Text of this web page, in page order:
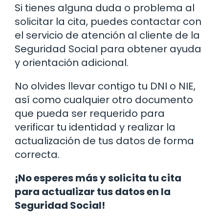
Si tienes alguna duda o problema al
solicitar la cita, puedes contactar con
el servicio de atención al cliente de la
Seguridad Social para obtener ayuda
y orientación adicional.
No olvides llevar contigo tu DNI o NIE,
así como cualquier otro documento
que pueda ser requerido para
verificar tu identidad y realizar la
actualización de tus datos de forma
correcta.
¡No esperes más y solicita tu cita
para actualizar tus datos en la
Seguridad Social!